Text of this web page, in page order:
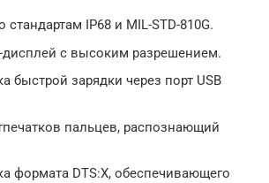
стандартам IP68 и MIL-STD-810G.
дисплей с высоким разрешением.
быстрой зарядки через порт USB
пальцев, распознающий
формата DTS:X, обеспечивающего